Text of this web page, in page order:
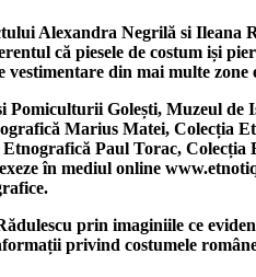
Alexandra Negrilă si Ileana
că piesele de costum iși
din mai multe zone
Golești, Muzeul de
Marius Matei, Colecția
Paul Torac, Colecția
în mediul online
prin imaginiile ce
privind costumele